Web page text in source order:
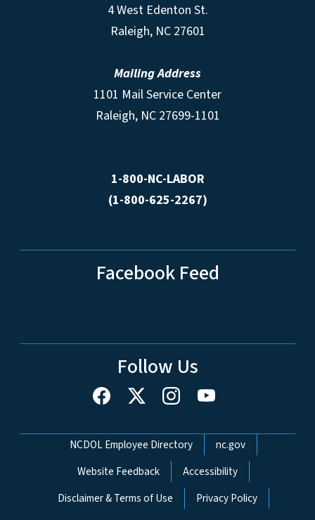
4 West Edenton St.
Raleigh, NC 27601
Mailing Address
1101 Mail Service Center
Raleigh, NC 27699-1101
1-800-NC-LABOR
(1-800-625-2267)
Facebook Feed
Follow Us
Network Menu
NCDOL Employee Directory
nc.gov
Website Feedback
Accessibility
Disclaimer & Terms of Use
Privacy Policy